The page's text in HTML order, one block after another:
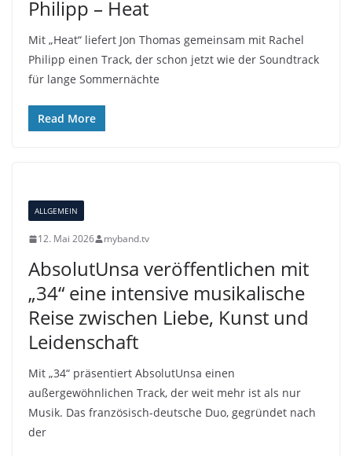
Philipp – Heat
Mit „Heat“ liefert Jon Thomas gemeinsam mit Rachel
Philipp einen Track, der schon jetzt wie der Soundtrack
für lange Sommernächte
Read More
ALLGEMEIN
12. Mai 2026 myband.tv
AbsolutUnsa veröffentlichen mit
„34“ eine intensive musikalische
Reise zwischen Liebe, Kunst und
Leidenschaft
Mit „34“ präsentiert AbsolutUnsa einen
außergewöhnlichen Track, der weit mehr ist als nur
Musik. Das französisch-deutsche Duo, gegründet nach
der